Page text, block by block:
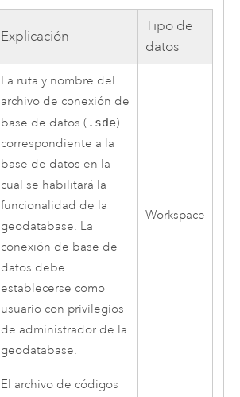
Explicación
Tipo de
datos
La ruta y nombre del
archivo de conexión de
base de datos ( .sde)
correspondiente a la
base de datos en la
cual se habilitará la
funcionalidad de la
geodatabase. La
conexión de base de
datos debe
establecerse como
usuario con privilegios
de administrador de la
geodatabase.
Workspace
El archivo de códigos